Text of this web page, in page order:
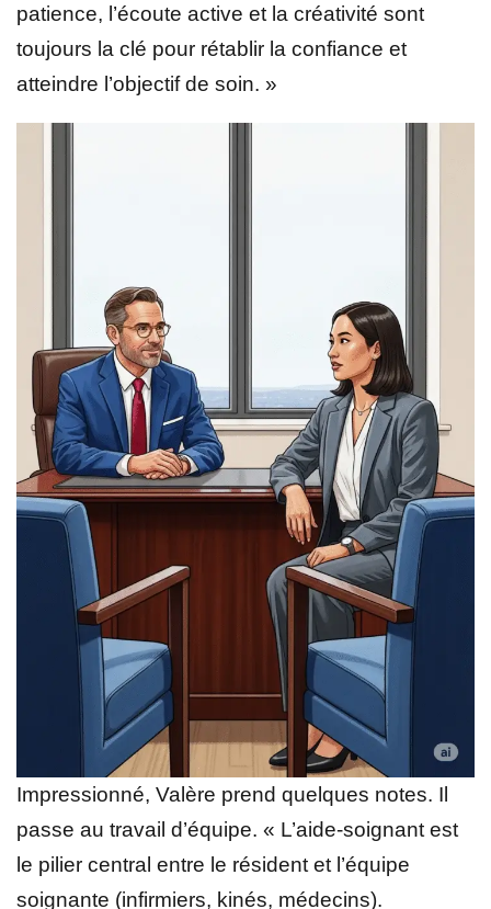
patience, l’écoute active et la créativité sont
toujours la clé pour rétablir la confiance et
atteindre l’objectif de soin. »
Impressionné, Valère prend quelques notes. Il
passe au travail d’équipe. « L’aide-soignant est
le pilier central entre le résident et l’équipe
soignante (infirmiers, kinés, médecins).